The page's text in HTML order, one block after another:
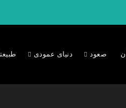
صعود دنیای عمودی